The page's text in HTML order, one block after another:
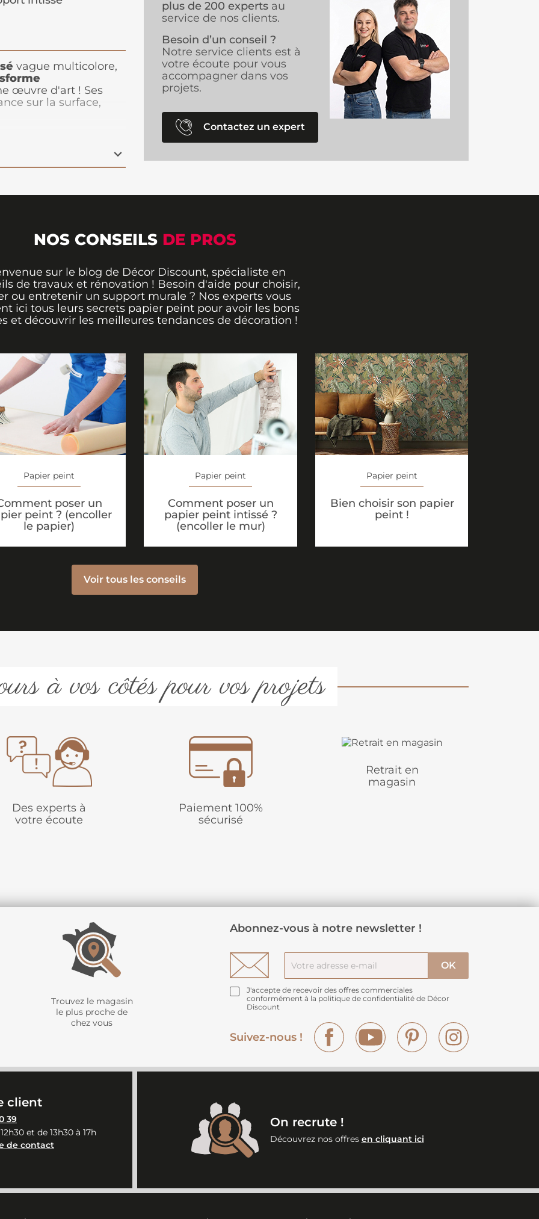
vague multicolore,
œuvre d'art ! Ses
sur la surface,
motifs et de
une profondeur
galerie d'art. Idéal
grâce à son intissé.
plus de 200 experts au
service de nos clients.
Besoin d’un conseil ?
Notre service clients est à
votre écoute pour vous
accompagner dans vos
projets.
Contactez un expert
NOS CONSEILS DE PROS
sur le blog de Décor Discount, spécialiste en
de travaux et rénovation ! Besoin d'aide pour choisir,
ou entretenir un support murale ? Nos experts vous
ici tous leurs secrets papier peint pour avoir les bons
et découvrir les meilleures tendances de décoration !
Papier peint
poser un
peint ? (encoller
le papier)
Papier peint
Comment poser un
papier peint intissé ?
(encoller le mur)
Papier peint
Bien choisir son papier
peint !
Voir tous les conseils
à vos côtés pour vos projets
Des experts à
votre écoute
Paiement 100%
sécurisé
Retrait en
magasin
Trouvez le magasin
le plus proche de
chez vous
Abonnez-vous à notre newsletter !
J'accepte de recevoir des offres commerciales
conformément à la politique de confidentialité de Décor
Discount
Suivez-nous !
Facebook YouTube Pinterest
client
39
et de 13h30 à 17h
de contact
On recrute !
Découvrez nos offres en cliquant ici